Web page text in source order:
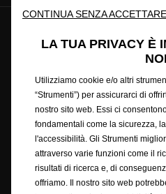
Condizioni generali di vendita
Cookie policy
Note legali
Riciclaggio
Preferenze sui cookie
Condizioni generali di vendita
Condizioni generali di vendita
RECEDERE DAL CONTRATTO QUI
Opel utilizzerà ogni ragionevole
CONTINUA SENZA
LA TUA PRIVACY È
NOI
Utilizziamo cookie e/o altri
“Strumenti”) per assicurarci di
nostro sito web. Essi ci
fondamentali come la sicurezza,
l'accessibilità. Gli Strumenti
attraverso varie funzioni come il
risultati di ricerca e, di
offriamo. Il nostro sito web